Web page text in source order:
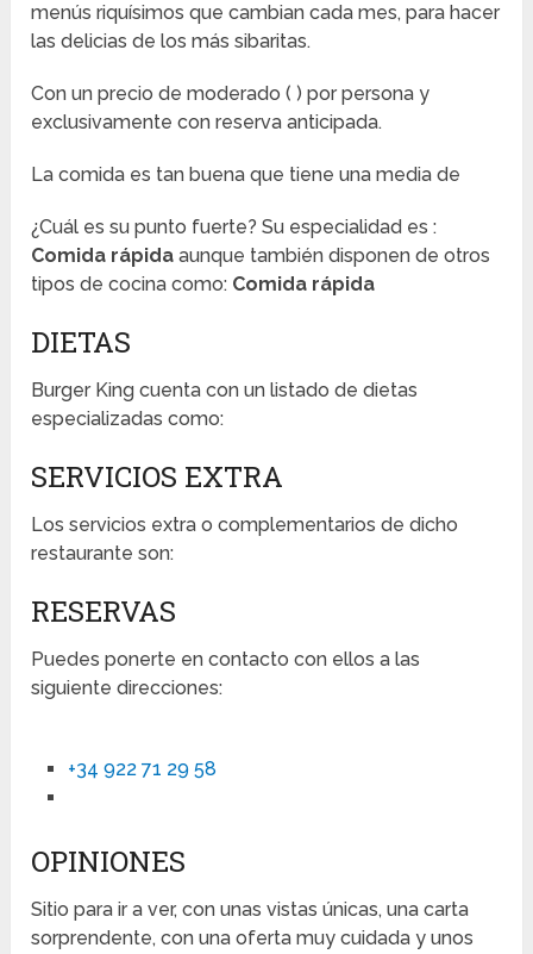
menús riquísimos que cambian cada mes, para hacer
las delicias de los más sibaritas.
Con un precio de moderado ( ) por persona y
exclusivamente con reserva anticipada.
La comida es tan buena que tiene una media de
¿Cuál es su punto fuerte? Su especialidad es :
Comida rápidaaunque también disponen de otros
tipos de cocina como: Comida rápida
DIETAS
Burger King cuenta con un listado de dietas
especializadas como:
SERVICIOS EXTRA
Los servicios extra o complementarios de dicho
restaurante son:
RESERVAS
Puedes ponerte en contacto con ellos a las
siguiente direcciones:
+34 922 71 29 58
OPINIONES
Sitio para ir a ver, con unas vistas únicas, una carta
sorprendente, con una oferta muy cuidada y unos